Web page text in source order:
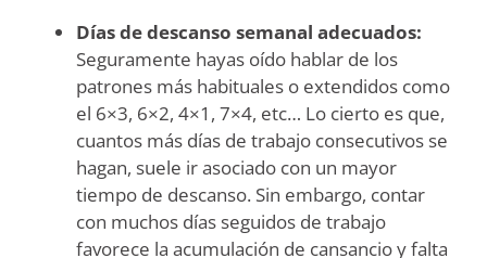
Días de descanso semanal adecuados:
Seguramente hayas oído hablar de los
patrones más habituales o extendidos como
el 6×3, 6×2, 4×1, 7×4, etc… Lo cierto es que,
cuantos más días de trabajo consecutivos se
hagan, suele ir asociado con un mayor
tiempo de descanso. Sin embargo, contar
con muchos días seguidos de trabajo
favorece la acumulación de cansancio y falta